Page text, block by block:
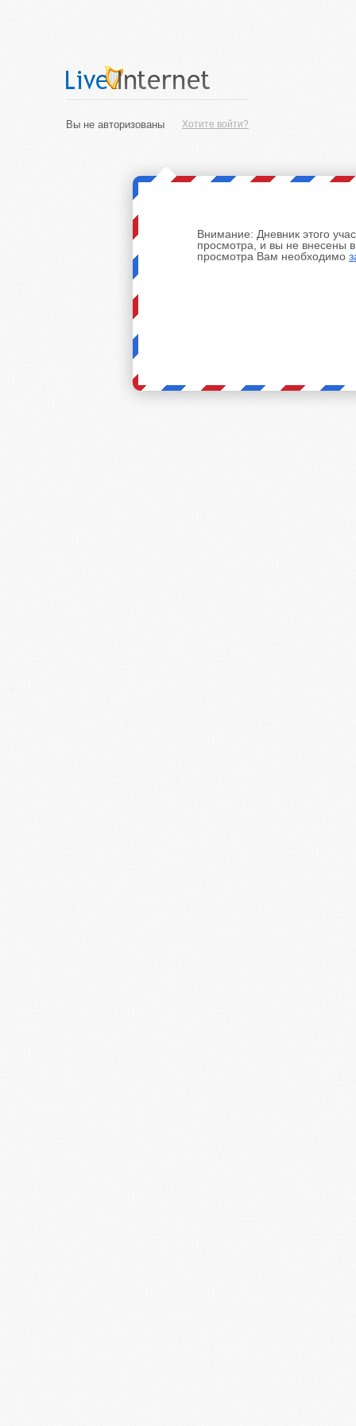
Хотите войти?
Вы не авторизованы
Внимание: Дневник этого
просмотра, и вы не внесены
просмотра Вам необходимо